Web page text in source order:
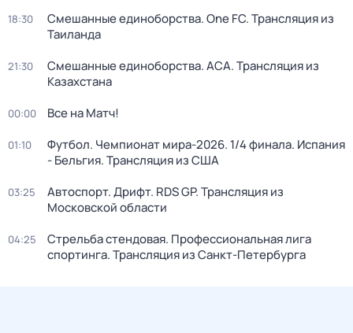
18:30
Смешанные единоборства. One FC. Трансляция из
Таиланда
21:30
Смешанные единоборства. АСА. Трансляция из
Казахстана
00:00 Все на Матч!
01:10
Футбол. Чемпионат мира-2026. 1/4 финала. Испания
- Бельгия. Трансляция из США
03:25
Автоспорт. Дрифт. RDS GP. Трансляция из
Московской области
04:25
Стрельба стендовая. Профессиональная лига
спортинга. Трансляция из Санкт-Петербурга